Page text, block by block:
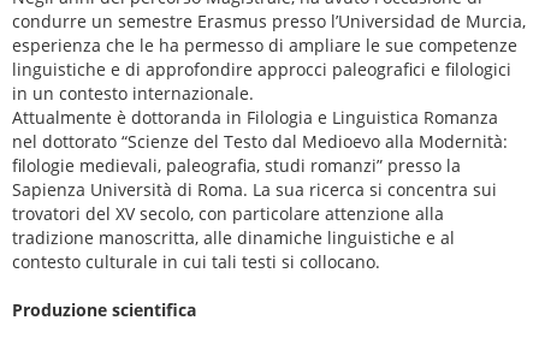
condurre un semestre Erasmus presso l’Universidad de Murcia,
esperienza che le ha permesso di ampliare le sue competenze
linguistiche e di approfondire approcci paleografici e filologici
in un contesto internazionale.
Attualmente è dottoranda in Filologia e Linguistica Romanza
nel dottorato “Scienze del Testo dal Medioevo alla Modernità:
filologie medievali, paleografia, studi romanzi” presso la
Sapienza Università di Roma. La sua ricerca si concentra sui
trovatori del XV secolo, con particolare attenzione alla
tradizione manoscritta, alle dinamiche linguistiche e al
contesto culturale in cui tali testi si collocano.
Produzione scientifica